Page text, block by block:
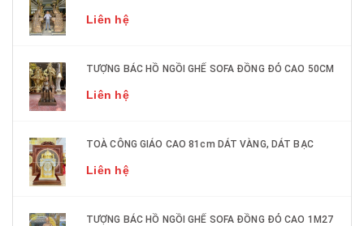
Liên hệ
TƯỢNG BÁC HỒ NGỒI GHẾ SOFA ĐỒNG ĐỎ CAO 50CM
Liên hệ
TOÀ CÔNG GIÁO CAO 81cm DÁT VÀNG, DÁT BẠC
Liên hệ
TƯỢNG BÁC HỒ NGỒI GHẾ SOFA ĐỒNG ĐỎ CAO 1M27